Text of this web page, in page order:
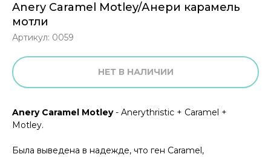
Anery Caramel Motley/Анери карамель
мотли
Артикул: 0059
НЕТ В НАЛИЧИИ
Anery Caramel Motley- Anerythristic + Caramel +
Motley.
Была выведена в надежде, что ген Caramel,